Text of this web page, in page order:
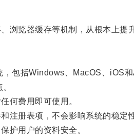
览器缓存等机制，从根本上提
包括Windows、MacOS、iOS和
何费用即可使用。
册表项，不会影响系统的稳定性
用户的资料安全。